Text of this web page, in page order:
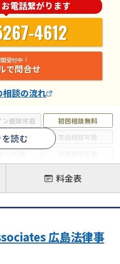
ン面談可能
初回相談無料
電話可能
電話相談可能
破産
任意整理
ローン
消費者金融・サラ金
読む
お電話繋がります
4612
受付中
で問合せ
相談の流れ
料金表
広島法律事